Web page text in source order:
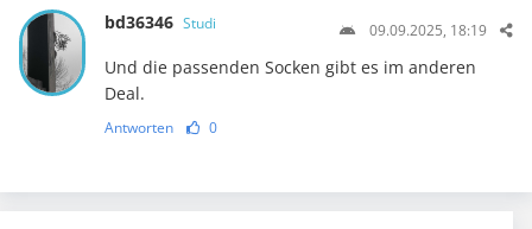
bd36346 Studi 09.09.2025, 18:19
Und die passenden Socken gibt es im anderen
Deal.
Antworten 0